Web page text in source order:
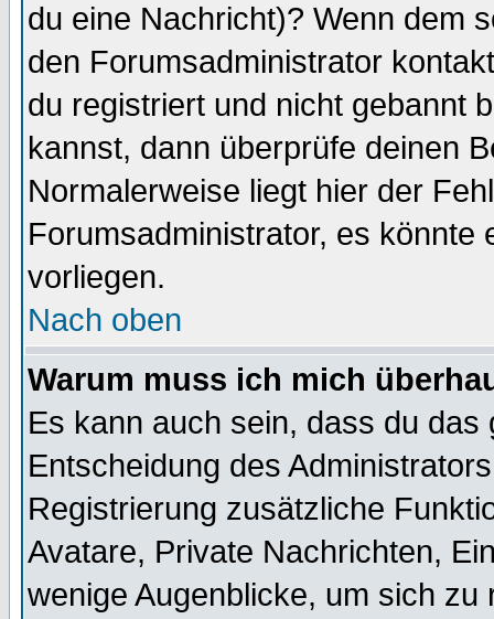
du eine Nachricht)? Wenn dem
den Forumsadministrator
du registriert und nicht gebannt
kannst, dann überprüfe deinen
Normalerweise liegt hier der
Forumsadministrator, es könnte
vorliegen.
Nach oben
Warum muss ich mich
Es kann auch sein, dass du
Entscheidung des
Registrierung zusätzliche
Avatare, Private Nachrichten,
wenige Augenblicke, um sich